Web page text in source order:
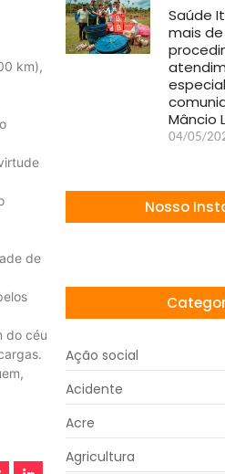
km),
de
do céu
Saúde
mais de
Mâncio
04/05/
Nosso
Ação social
Acidente
Acre
Agricultura